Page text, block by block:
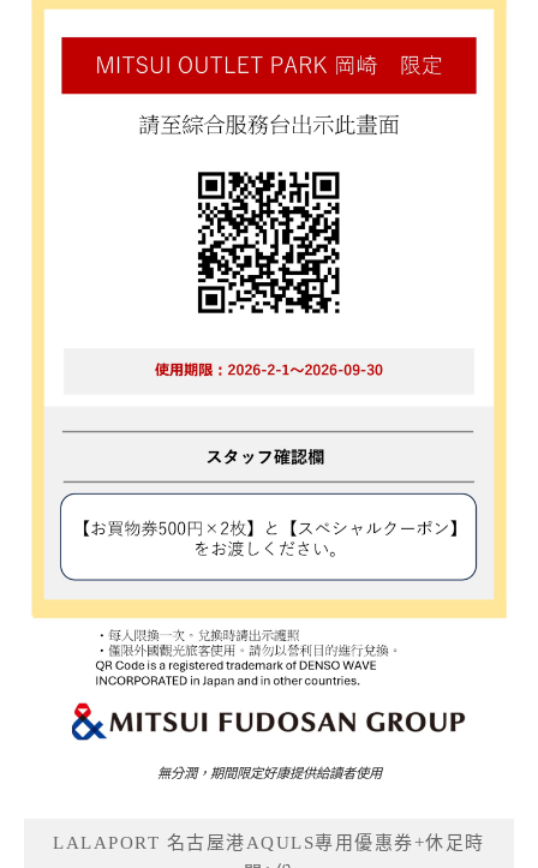
無分潤，期間限定好康提供給讀者使用
LALAPORT 名古屋港AQULS專用優惠券+休足時